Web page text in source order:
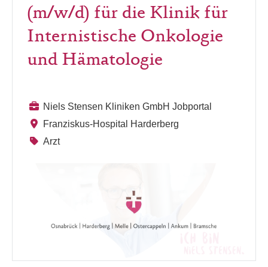
(m/w/d) für die Klinik für
Internistische Onkologie
und Hämatologie
Niels Stensen Kliniken GmbH Jobportal
Franziskus-Hospital Harderberg
Arzt